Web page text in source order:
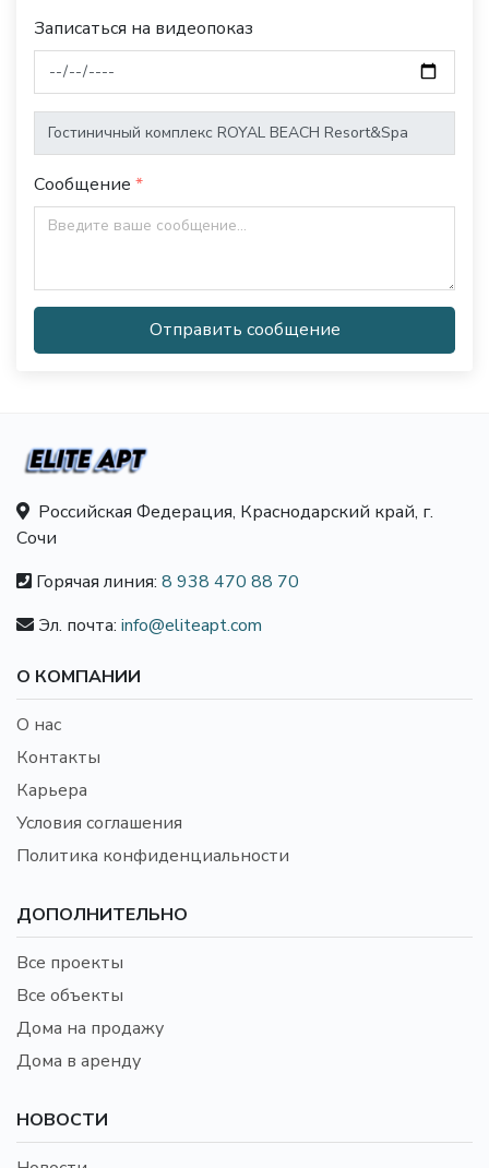
Записаться на видеопоказ
Сообщение
Отправить сообщение
Российская Федерация, Краснодарский край, г.
Сочи
Горячая линия: 8 938 470 88 70
Эл. почта: info@eliteapt.com
О КОМПАНИИ
О нас
Контакты
Карьера
Условия соглашения
Политика конфиденциальности
ДОПОЛНИТЕЛЬНО
Все проекты
Все объекты
Дома на продажу
Дома в аренду
НОВОСТИ